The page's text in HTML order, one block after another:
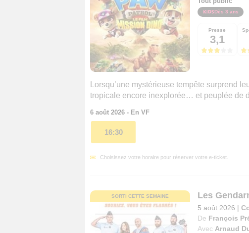
Dès 3 ans
Presse
3,1
Lorsqu’une mystérieuse tempête surprend
tropicale encore inexplorée… et peuplée de
6 août 2026 - En VF
16:30
Choisissez votre horaire pour réserver votre e-ticket.
SORTI CETTE SEMAINE Les
5 août 2026 |
De François
Avec Arnaud